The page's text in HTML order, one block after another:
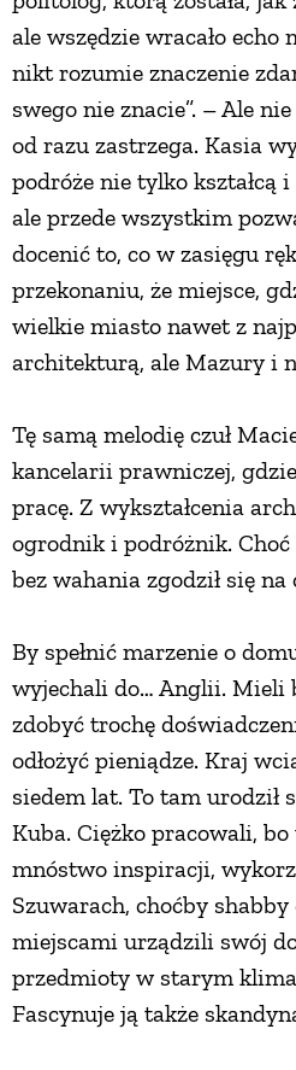
ale wszędzie wracało echo
nikt rozumie znaczenie
swego nie znacie”. – Ale
od razu zastrzega. Kasia
podróże nie tylko kształcą
ale przede wszystkim
docenić to, co w zasięgu
przekonaniu, że miejsce,
wielkie miasto nawet z
architekturą, ale Mazury i
Tę samą melodię czuł
kancelarii prawniczej,
pracę. Z wykształcenia
ogrodnik i podróżnik. Choć
bez wahania zgodził się na
By spełnić marzenie o
wyjechali do… Anglii. Mieli
zdobyć trochę
odłożyć pieniądze. Kraj
siedem lat. To tam urodził
Kuba. Ciężko pracowali,
mnóstwo inspiracji,
Szuwarach, choćby
miejscami urządzili swój
przedmioty w starym
Fascynuje ją także